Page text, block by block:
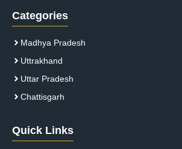
Categories
Madhya Pradesh
Uttrakhand
Uttar Pradesh
Chattisgarh
Quick Links